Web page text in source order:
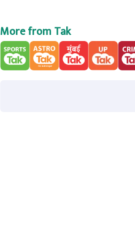
More from Tak